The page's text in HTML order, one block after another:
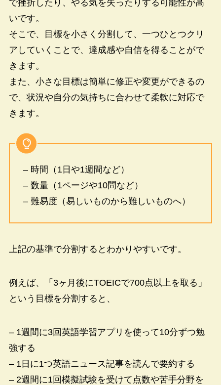
で挫折したり、やる気を失ったりする可能性が高
いです。
そこで、目標を小さく分割して、一つひとつクリ
アしていくことで、達成感や自信を得ることがで
きます。
また、小さな目標は簡単に修正や変更ができるの
で、状況や自分の気持ちに合わせて柔軟に対応で
きます。
– 時間（1日や1週間など）
– 数量（1ページや10問など）
– 難易度（易しいものから難しいものへ）
上記の基準で分割するとわかりやすいです。
例えば、「3ヶ月後にTOEICで700点以上を取る」
という目標を分割すると、
– 1週間に3回英語学習アプリを使って10分ずつ勉
強する
– 1日に1つ英語ニュース記事を読んで要約する
– 2週間に1回模擬試験を受けて点数や苦手分野を